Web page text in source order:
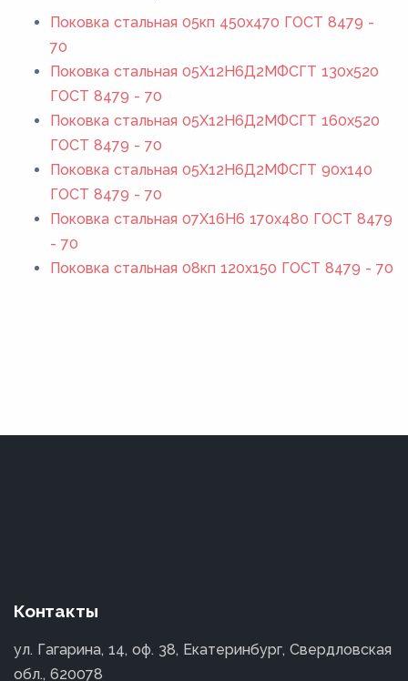
Поковка стальная 05кп 450x470 ГОСТ 8479 -
70
Поковка стальная 05Х12Н6Д2МФСГТ 130x520
ГОСТ 8479 - 70
Поковка стальная 05Х12Н6Д2МФСГТ 160x520
ГОСТ 8479 - 70
Поковка стальная 05Х12Н6Д2МФСГТ 90x140
ГОСТ 8479 - 70
Поковка стальная 07Х16Н6 170x480 ГОСТ 8479
- 70
Поковка стальная 08кп 120x150 ГОСТ 8479 - 70
Контакты
ул. Гагарина, 14, оф. 38, Екатеринбург, Свердловская
обл., 620078